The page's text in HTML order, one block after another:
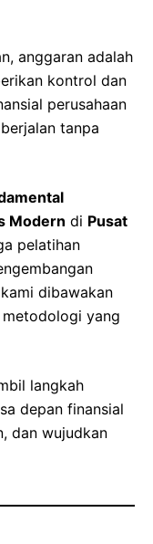
anggaran adalah
kontrol dan
perusahaan
tanpa
Modern di Pusat
pelatihan
dibawakan
yang
langkah
depan finansial
dan wujudkan